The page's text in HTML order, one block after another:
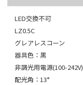
LED交換不可
LZ0.5C
グレアレスコーン
器具色：黒
非調光用電源(100-242V)
配光角：13°